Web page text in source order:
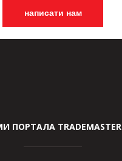
написати нам
ПОРТАЛА TRADEMASTER